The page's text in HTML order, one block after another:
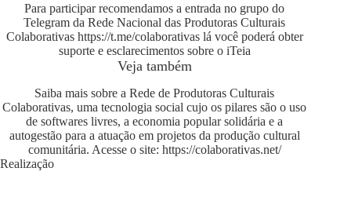
Para participar recomendamos a entrada no grupo do
Telegram da Rede Nacional das Produtoras Culturais
Colaborativas https://t.me/colaborativaslá você poderá obter
suporte e esclarecimentos sobre o iTeia
Veja também
Saiba mais sobre a Rede de Produtoras Culturais
Colaborativas, uma tecnologia social cujo os pilares são o uso
de softwares livres, a economia popular solidária e a
autogestão para a atuação em projetos da produção cultural
comunitária. Acesse o site: https://colaborativas.net/
Realização